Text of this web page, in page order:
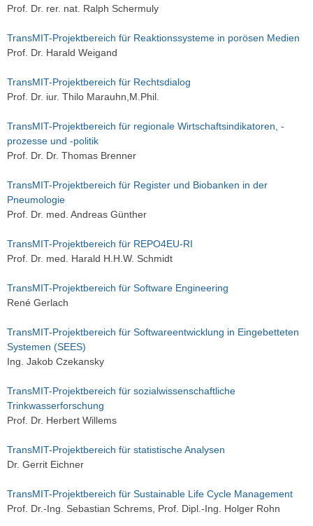
Prof. Dr. rer. nat. Ralph Schermuly
TransMIT-Projektbereich für Reaktionssysteme in porösen Medien
Prof. Dr. Harald Weigand
TransMIT-Projektbereich für Rechtsdialog
Prof. Dr. iur. Thilo Marauhn,M.Phil.
TransMIT-Projektbereich für regionale Wirtschaftsindikatoren, -
prozesse und -politik
Prof. Dr. Dr. Thomas Brenner
TransMIT-Projektbereich für Register und Biobanken in der
Pneumologie
Prof. Dr. med. Andreas Günther
TransMIT-Projektbereich für REPO4EU-RI
Prof. Dr. med. Harald H.H.W. Schmidt
TransMIT-Projektbereich für Software Engineering
René Gerlach
TransMIT-Projektbereich für Softwareentwicklung in Eingebetteten
Systemen (SEES)
Ing. Jakob Czekansky
TransMIT-Projektbereich für sozialwissenschaftliche
Trinkwasserforschung
Prof. Dr. Herbert Willems
TransMIT-Projektbereich für statistische Analysen
Dr. Gerrit Eichner
TransMIT-Projektbereich für Sustainable Life Cycle Management
Prof. Dr.-Ing. Sebastian Schrems, Prof. Dipl.-Ing. Holger Rohn